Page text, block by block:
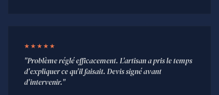
★★★★★
"Problème réglé efficacement. L'artisan a pris le temps
d'expliquer ce qu'il faisait. Devis signé avant
d'intervenir."